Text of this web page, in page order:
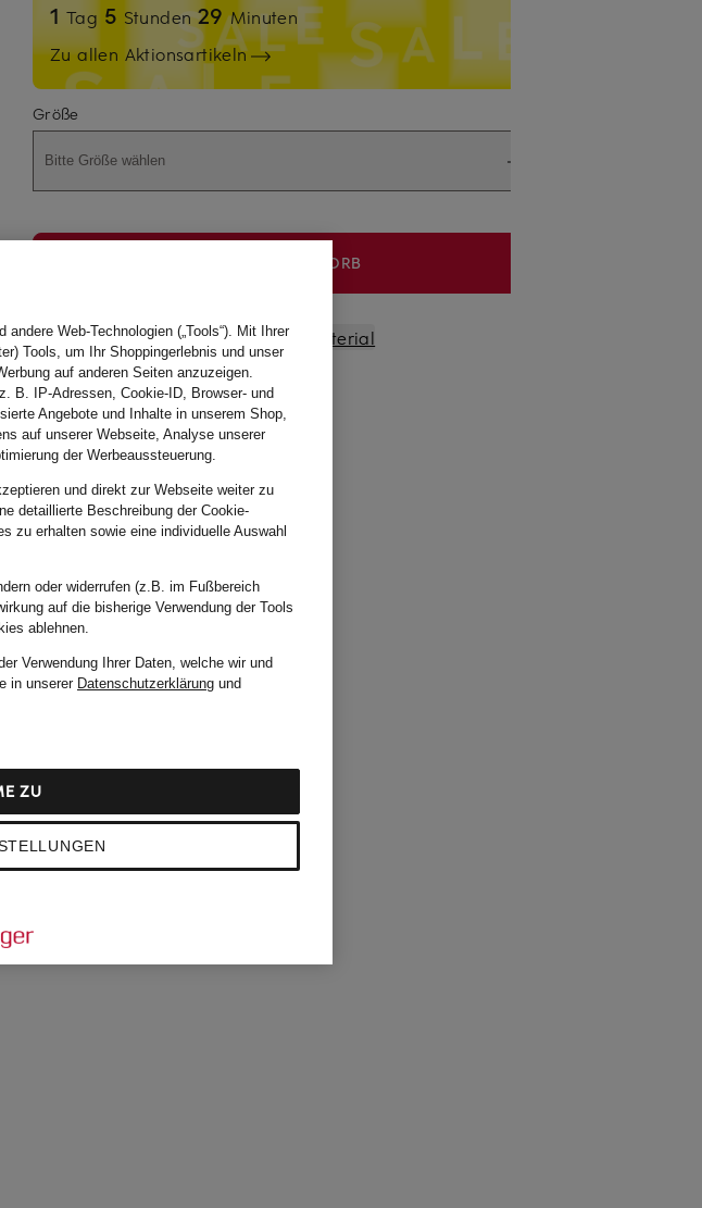
1 Tag 5 Stunden29Minuten
Zu allen Aktionsartikeln
Größe
Bitte Größe wählen
IN DEN WARENKORB
Zu Beschreibung, Passform und Material
Web-Technologien („Tools“). Mit Ihrer
Tools, um Ihr Shoppingerlebnis und unser
auf anderen Seiten anzuzeigen.
B. IP-Adressen, Cookie-ID, Browser- und
Angebote und Inhalte in unserem Shop,
auf unserer Webseite, Analyse unserer
der Werbeaussteuerung.
und direkt zur Webseite weiter zu
detaillierte Beschreibung der Cookie-
zu erhalten sowie eine individuelle Auswahl
oder widerrufen (z.B. im Fußbereich
auf die bisherige Verwendung der Tools
ablehnen.
Verwendung Ihrer Daten, welche wir und
in unserer Datenschutzerklärung und
ZU